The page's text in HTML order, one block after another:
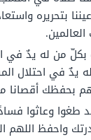
ﺑﺘﺤﺮﻳﺮﻩ
بكلّ من له يدٌ في
يدٌ في احتلال
بحفظك أقصانا
طغوا وعاثوا
واحفظ اللهم